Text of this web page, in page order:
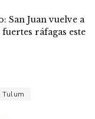
San Juan vuelve a
ráfagas este
Tulum